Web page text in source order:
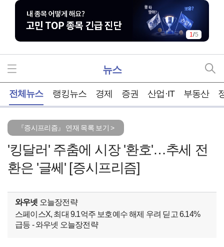
2/5
뉴스
전체뉴스 랭킹뉴스 경제 증권 산업·IT 부동산
『증시프리즘』 연재 목록 보기 >
'킹달러' 주춤에 시장 '환호'…추세 전
환은 '글쎄' [증시프리즘]
와우넷 오늘장전략
스페이스X, 최대 9.1억주 보호예수 해제 우려 딛고 6.14%
급등 - 와우넷 오늘장전략